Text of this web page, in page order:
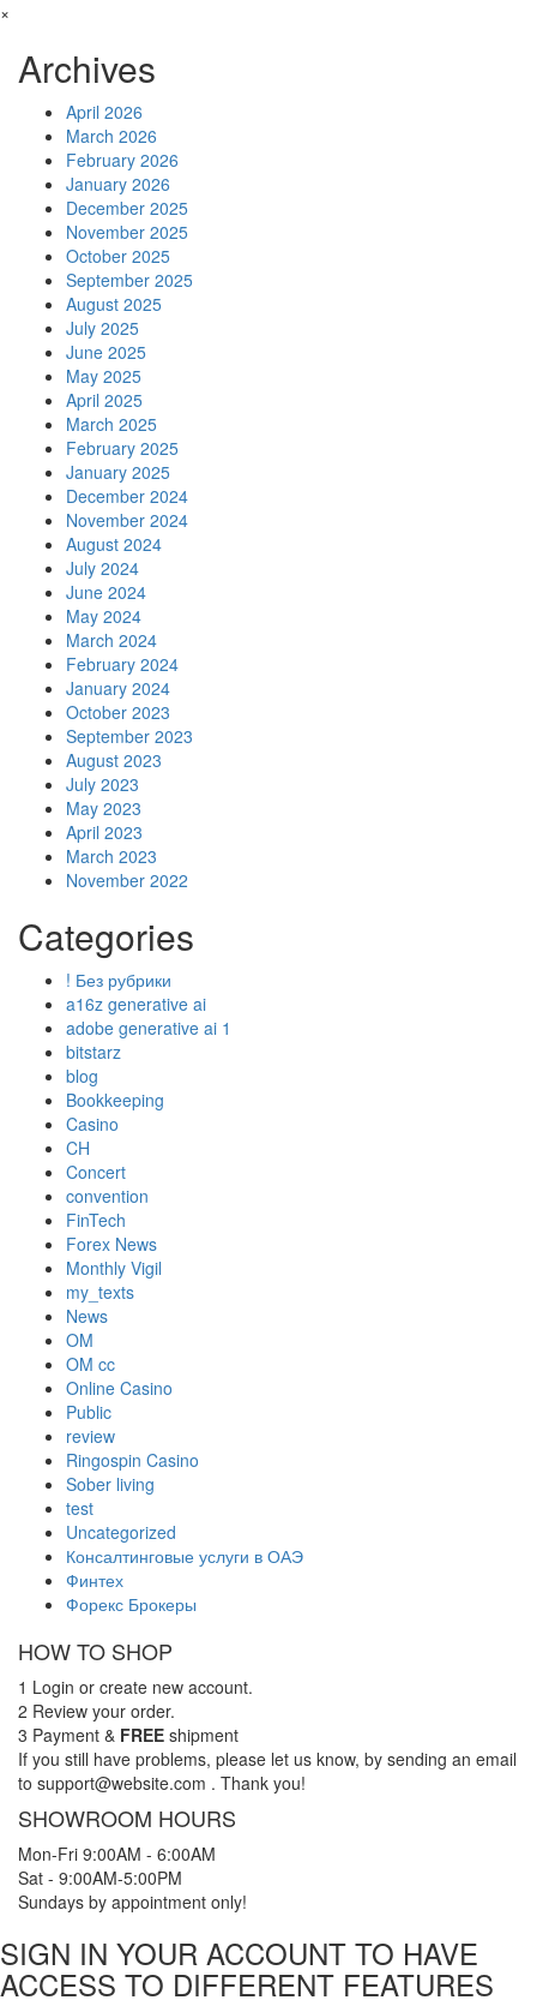
×
Archives
April 2026
March 2026
February 2026
January 2026
December 2025
November 2025
October 2025
September 2025
August 2025
July 2025
June 2025
May 2025
April 2025
March 2025
February 2025
January 2025
December 2024
November 2024
August 2024
July 2024
June 2024
May 2024
March 2024
February 2024
January 2024
October 2023
September 2023
August 2023
July 2023
May 2023
April 2023
March 2023
November 2022
Categories
! Без рубрики
a16z generative ai
adobe generative ai 1
bitstarz
blog
Bookkeeping
Casino
CH
Concert
convention
FinTech
Forex News
Monthly Vigil
my_texts
News
OM
OM cc
Online Casino
Public
review
Ringospin Casino
Sober living
test
Uncategorized
Консалтинговые услуги в ОАЭ
Финтех
Форекс Брокеры
HOW TO SHOP
1 Login or create new account.
2 Review your order.
3 Payment & FREE shipment
If you still have problems, please let us know, by sending an email
to support@website.com . Thank you!
SHOWROOM HOURS
Mon-Fri 9:00AM - 6:00AM
Sat - 9:00AM-5:00PM
Sundays by appointment only!
SIGN IN YOUR ACCOUNT TO HAVE
ACCESS TO DIFFERENT FEATURES